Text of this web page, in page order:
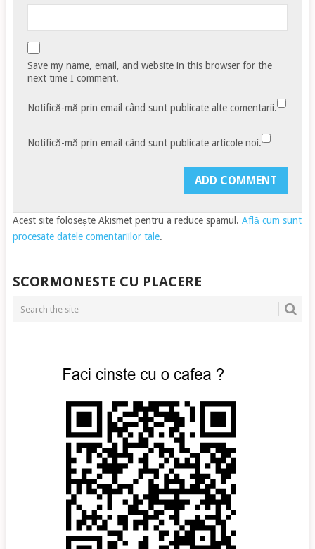
Save my name, email, and website in this browser for the
next time I comment.
Notifică-mă prin email când sunt publicate alte comentarii.
Notifică-mă prin email când sunt publicate articole noi.
Acest site folosește Akismet pentru a reduce spamul. Află cum sunt
procesate datele comentariilor tale.
SCORMONESTE CU PLACERE